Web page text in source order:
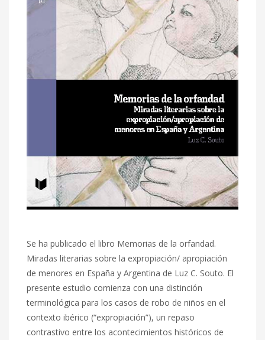
Se ha publicado el libro Memorias de la orfandad.
Miradas literarias sobre la expropiación/ apropiación
de menores en España y Argentina de Luz C. Souto. El
presente estudio comienza con una distinción
terminológica para los casos de robo de niños en el
contexto ibérico (“expropiación”), un repaso
contrastivo entre los acontecimientos históricos de